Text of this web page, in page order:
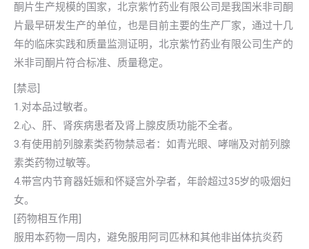
酮片生产规模的国家，北京紫竹药业有限公司是我国米非司酮
片最早研发生产的单位，也是目前主要的生产厂家，通过十几
年的临床实践和质量监测证明，北京紫竹药业有限公司生产的
米非司酮片符合标准、质量稳定。
[禁忌]
1.对本品过敏者。
2.心、肝、肾疾病患者及肾上腺皮质功能不全者。
3.有使用前列腺素类药物禁忌者：如青光眼、哮喘及对前列腺
素类药物过敏等。
4.带宫内节育器妊娠和怀疑宫外孕者，年龄超过35岁的吸烟妇
女。
[药物相互作用]
服用本药物一周内，避免服用阿司匹林和其他非畄体抗炎药